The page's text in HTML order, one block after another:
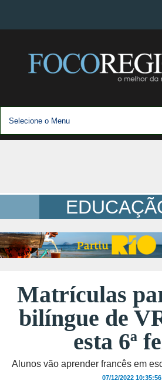
Matrículas
bilíngue de
esta 6ª
Alunos vão aprender francês em
07/12/2022 10:35:56